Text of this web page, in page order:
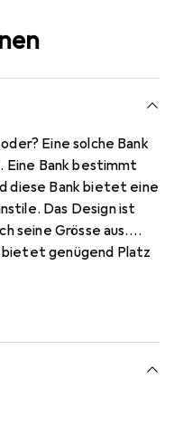
Eine solche Bank
Eine Bank bestimmt
diese Bank bietet eine
Das Design ist
seine Grösse aus.
genügend Platz
ist rein und
Samt
63 cm, die
45 cm. Die Höhe der
der Armlehne 18